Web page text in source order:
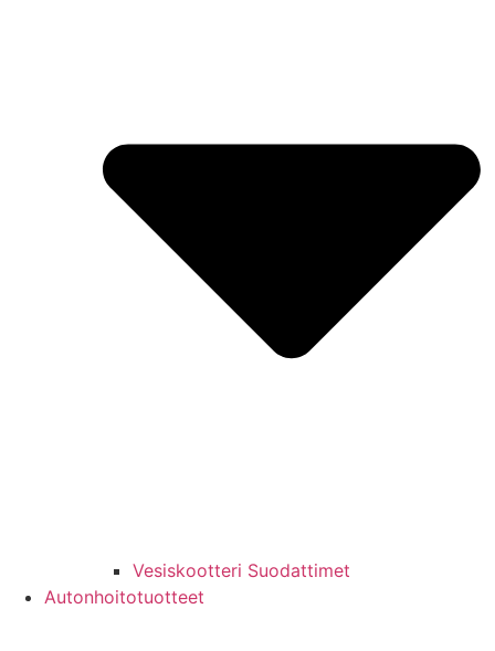
Vesiskootteri Suodattimet
Autonhoitotuotteet